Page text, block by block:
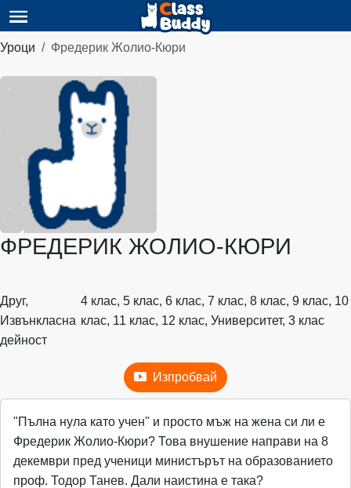
Уроци Фредерик Жолио-Кюри
ФРЕДЕРИК ЖОЛИО-КЮРИ
Друг,
Извънкласна
дейност
4 клас, 5 клас, 6 клас, 7 клас, 8 клас, 9 клас, 10
клас, 11 клас, 12 клас, Университет, 3 клас
Изпробвай
"Пълна нула като учен" и просто мъж на жена си ли е
Фредерик Жолио-Кюри? Това внушение направи на 8
декември пред ученици министърът на образованието
проф. Тодор Танев. Дали наистина е така?